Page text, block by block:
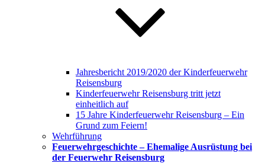
Jahresbericht 2019/2020 der Kinderfeuerwehr
Reisensburg
Kinderfeuerwehr Reisensburg tritt jetzt
einheitlich auf
15 Jahre Kinderfeuerwehr Reisensburg – Ein
Grund zum Feiern!
Wehrführung
Feuerwehrgeschichte – Ehemalige Ausrüstung bei
der Feuerwehr Reisensburg